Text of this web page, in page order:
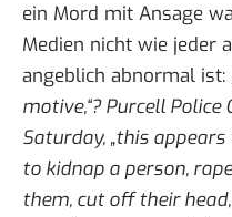
ein Mord mit Ansage
Medien nicht wie jeder
angeblich abnormal ist:
motive,“? Purcell
Saturday, „this
to kidnap a person,
them, cut off their